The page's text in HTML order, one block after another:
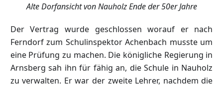
Alte Dorfansicht von Nauholz Ende der 50er Jahre
Der Vertrag wurde geschlossen worauf er nach
Ferndorf zum Schulinspektor Achenbach musste um
eine Prüfung zu machen. Die königliche Regierung in
Arnsberg sah ihn für fähig an, die Schule in Nauholz
zu verwalten. Er war der zweite Lehrer, nachdem die